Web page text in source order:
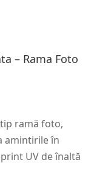
– Rama Foto
ramă foto,
amintirile în
UV de înaltă